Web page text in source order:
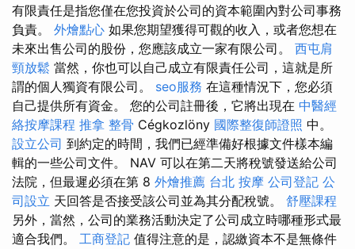
有限責任是指您僅在您投資於公司的資本範圍內對公司事務
負責。 外燴點心 如果您期望獲得可觀的收入，或者您想在
未來出售公司的股份，您應該成立一家有限公司。 西屯肩
頸放鬆 當然，你也可以自己成立有限責任公司，這就是所
謂的個人獨資有限公司。 seo服務 在這種情況下，您必須
自己提供所有資金。 您的公司註冊後，它將出現在 中醫經
絡按摩課程 推拿 整骨 Cégkozlöny 國際整復師證照 中。
設立公司 到約定的時間，我們已經準備好根據文件樣本編
輯的一些公司文件。 NAV 可以在第二天將稅號發送給公司
法院，但最遲必須在第 8 外燴推薦 台北 按摩 公司登記 公
司設立 天回答是否接受該公司並為其分配稅號。 舒壓課程
另外，當然，公司的業務活動決定了公司成立時哪種形式最
適合我們。 工商登記 值得注意的是，認繳資本不是無條件